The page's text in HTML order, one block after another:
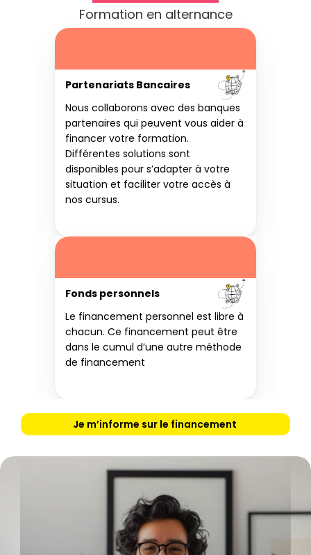
Formation en alternance
Partenariats Bancaires
Nous collaborons avec des banques
partenaires qui peuvent vous aider à
financer votre formation.
Différentes solutions sont
disponibles pour s’adapter à votre
situation et faciliter votre accès à
nos cursus.
Fonds personnels
Le financement personnel est libre à
chacun. Ce financement peut être
dans le cumul d’une autre méthode
de financement
Je m’informe sur le financement